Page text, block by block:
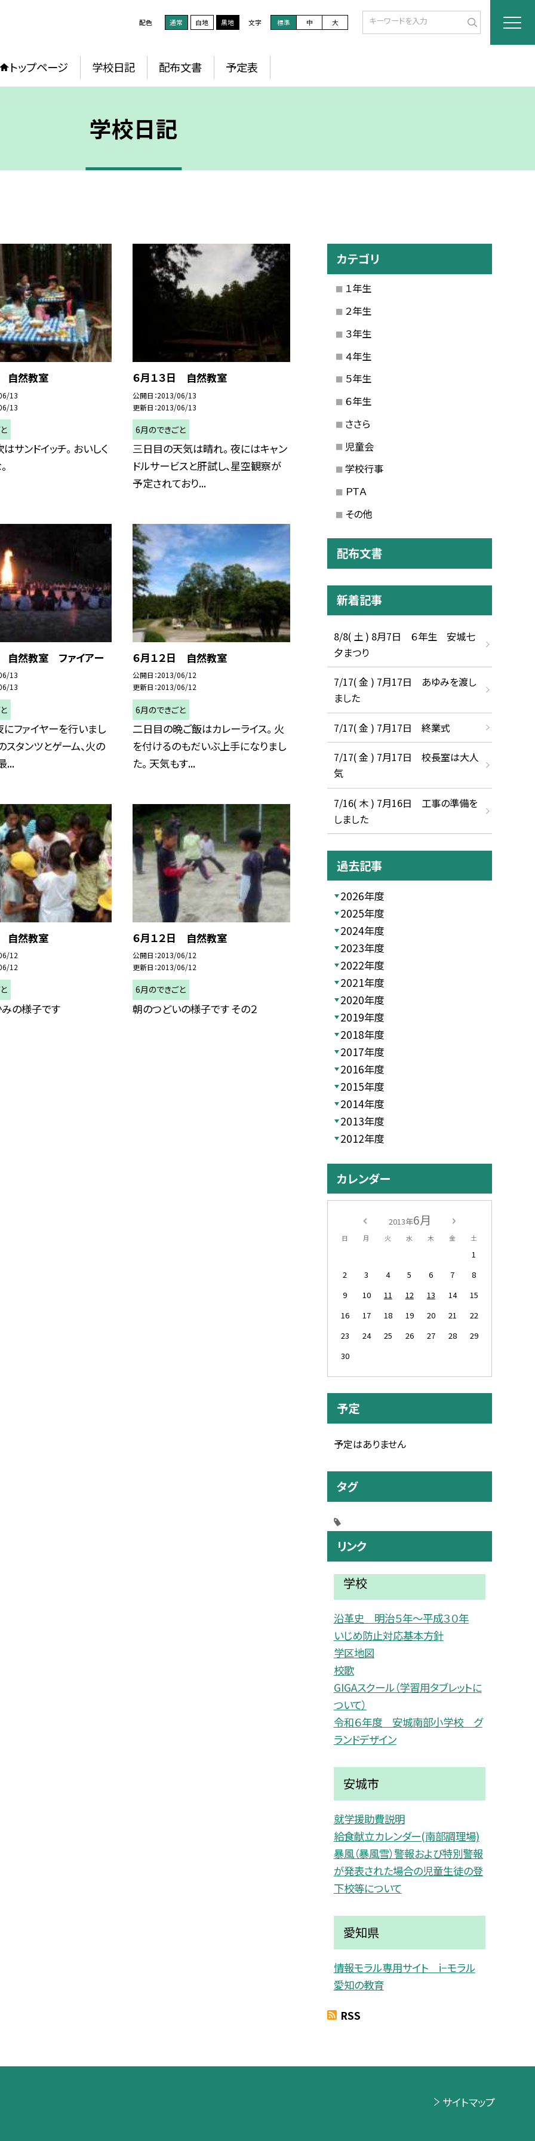
配色 通常 白地 黒地 文字 標準 中 大
トップページ 学校日記 配布文書 予定表
学校日記
自然教室
13
13
サンドイッチ。 おいしく
６月１３日 自然教室
公開日 2013/06/13
更新日 2013/06/13
6月のできごと
三日目の天気は晴れ。 夜にはキャン
ドルサービスと肝試し、星空観察が
予定されており...
自然教室 ファイアー
13
13
ファイヤーを行いまし
スタンツとゲーム、火の
...
６月１２日 自然教室
公開日 2013/06/12
更新日 2013/06/12
6月のできごと
二日目の晩ご飯はカレーライス。 火
を付けるのもだいぶ上手になりまし
た。 天気もす...
自然教室
12
12
の様子です
６月１２日 自然教室
公開日 2013/06/12
更新日 2013/06/12
6月のできごと
朝のつどいの様子です その２
カテゴリ
１年生
２年生
３年生
４年生
５年生
６年生
ささら
児童会
学校行事
ＰＴＡ
その他
配布文書
新着記事
8/8( 土 ) 8月7日 ６年生 安城七
夕まつり
7/17( 金 ) 7月17日 あゆみを渡し
ました
7/17( 金 ) 7月17日 終業式
7/17( 金 ) 7月17日 校長室は大人
気
7/16( 木 ) 7月16日 工事の準備を
しました
過去記事
2026年度
2025年度
2024年度
2023年度
2022年度
2021年度
2020年度
2019年度
2018年度
2017年度
2016年度
2015年度
2014年度
2013年度
2012年度
カレンダー
2013年6月
日 月 火 水 木 金 土
1
2
3 4 5 6 7
8
9
10 11 12 13 14
15
16
17 18 19 20 21
22
23
24 25 26 27 28
29
30
予定
予定はありません
タグ
リンク
学校
沿革史 明治５年〜平成３０年
いじめ防止対応基本方針
学区地図
校歌
GIGAスクール（学習用タブレットに
ついて）
令和６年度 安城南部小学校 グ
ランドデザイン
安城市
就学援助費説明
給食献立カレンダー(南部調理場)
暴風（暴風雪）警報および特別警報
が発表された場合の児童生徒の登
下校等について
愛知県
情報モラル専用サイト i−モラル
愛知の教育
RSS
サイトマップ